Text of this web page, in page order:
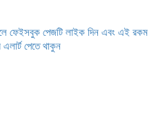
ফেইসবুক পেজটি লাইক দিন এবং এই রকম
পেতে থাকুন